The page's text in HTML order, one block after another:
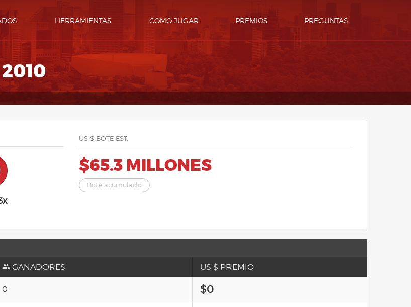
HERRAMIENTAS COMO JUGAR PREMIOS PREGUNTAS
US $ BOTE EST.
$65.3 MILLONES
Bote acumulado
GANADORES US $ PREMIO
0 $0